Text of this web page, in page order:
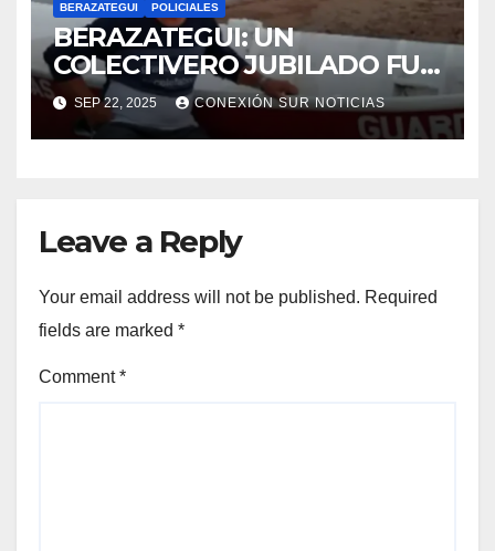
BERAZATEGUI POLICIALES
BERAZATEGUI: UN
COLECTIVERO JUBILADO FUE
ASESINADO EN MEDIO DE UN
TIROTEO
SEP 22, 2025 CONEXIÓN SUR NOTICIAS
Leave a Reply
Your email address will not be published. Required
fields are marked *
Comment*